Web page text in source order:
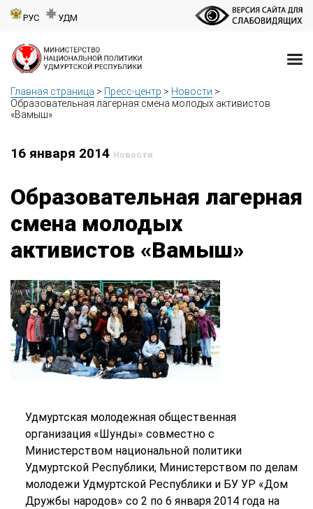
РУС УДМ
Главная страница > Пресс-центр > Новости >
Образовательная лагерная смена молодых активистов
«Вамыш»
16 января 2014 Новости
Образовательная лагерная
смена молодых
активистов «Вамыш»
Удмуртская молодежная общественная
организация «Шунды» совместно с
Министерством национальной политики
Удмуртской Республики, Министерством по делам
молодежи Удмуртской Республики и БУ УР «Дом
Дружбы народов» со 2 по 6 января 2014 года на